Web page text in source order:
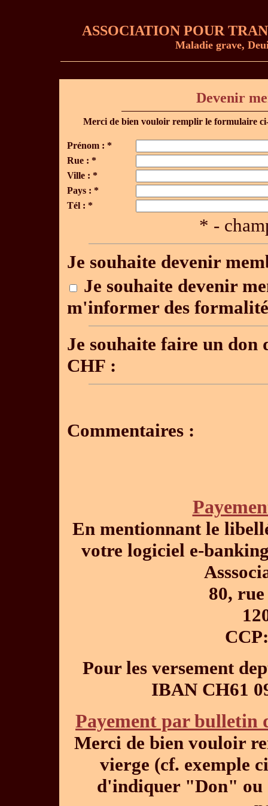
ASSOCIATION POUR
Maladie grave,
Devenir
Merci de bien vouloir remplir le formulaire
Prénom : *
Rue : *
Ville : *
Pays : *
Tél : *
* -
Je souhaite devenir
Je souhaite devenir
m'informer des
Je souhaite faire un don
CHF :
Commentaires :
En mentionnant le
votre logiciel e-
80,
Pour les versement
IBAN CH61
Payement par bulletin
Merci de bien vouloir
vierge (cf. exemple
d'indiquer "Don" ou